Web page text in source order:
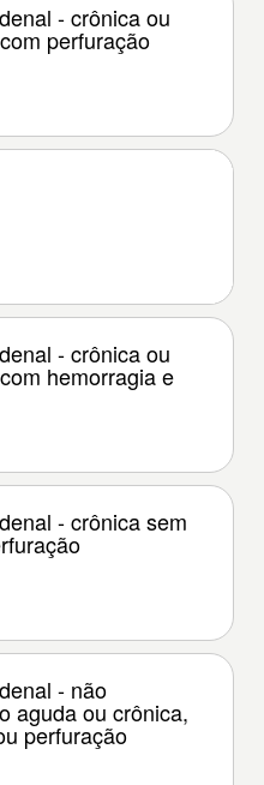
- crônica ou
perfuração
- crônica ou
hemorragia e
- crônica sem
- não
aguda ou crônica,
perfuração